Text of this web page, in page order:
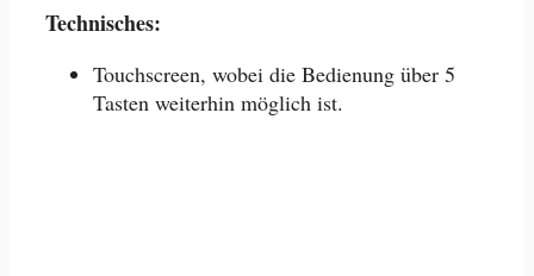
Technisches:
Touchscreen, wobei die Bedienung über 5
Tasten weiterhin möglich ist.